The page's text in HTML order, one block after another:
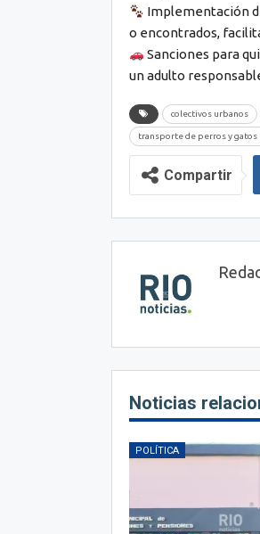
Implementación
o encontrados,
Sanciones para
un adulto
colectivos urbanos
transporte de perros y gatos
Compartir
Noticias
POLÍTICA